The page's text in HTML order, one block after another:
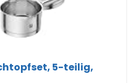
5-teilig,